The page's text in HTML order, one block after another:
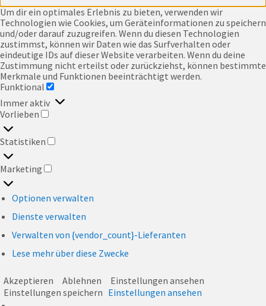
Um dir ein optimales Erlebnis zu bieten, verwenden wir
Technologien wie Cookies, um Geräteinformationen zu speichern
und/oder darauf zuzugreifen. Wenn du diesen Technologien
zustimmst, können wir Daten wie das Surfverhalten oder
eindeutige IDs auf dieser Website verarbeiten. Wenn du deine
Zustimmung nicht erteilst oder zurückziehst, können bestimmte
Merkmale und Funktionen beeinträchtigt werden.
Funktional
Immer aktiv
Vorlieben
VORLIEBEN
Statistiken
STATISTIKEN
Marketing
MARKETING
Optionen verwalten
Dienste verwalten
Verwalten von {vendor_count}-Lieferanten
Lese mehr über diese Zwecke
Akzeptieren Ablehnen
Einstellungen ansehen
Einstellungen speichern Einstellungen ansehen